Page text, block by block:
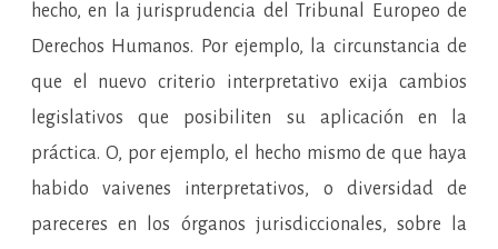
hecho, en la jurisprudencia del Tribunal Europeo de
Derechos Humanos. Por ejemplo, la circunstancia de
que el nuevo criterio interpretativo exija cambios
legislativos que posibiliten su aplicación en la
práctica. O, por ejemplo, el hecho mismo de que haya
habido vaivenes interpretativos, o diversidad de
pareceres en los órganos jurisdiccionales, sobre la